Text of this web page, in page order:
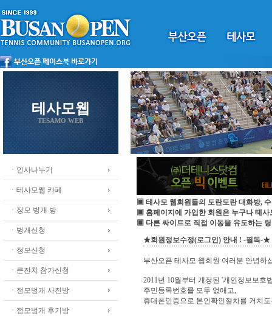
테사모웹
TESAMO WEB
ㆍ인사나누기
ㆍ테사모웹 카페
ㆍ정모 벙개 방
ㆍ벙개신청
ㆍ정모신청
ㆍ큰잔치 참가신청
ㆍ정모벙개 사진방
ㆍ정모벙개 후기방
▣ 테사모 웹회원들의 도란도란 대화방,
▣ 홈페이지에 가입한 회원은 누구나 테사
▣ 다른 싸이트로 직접 이동을 유도하는
★회원정보수정(로그인) 안내 ! -필독-★
부산오픈 테사모 웹회원 여러분 안녕하
2011년 10월부터 개정된 '개인정보보호
주민등록번호를 모두 없애고,
휴대폰인증으로 본인확인절차를 거치